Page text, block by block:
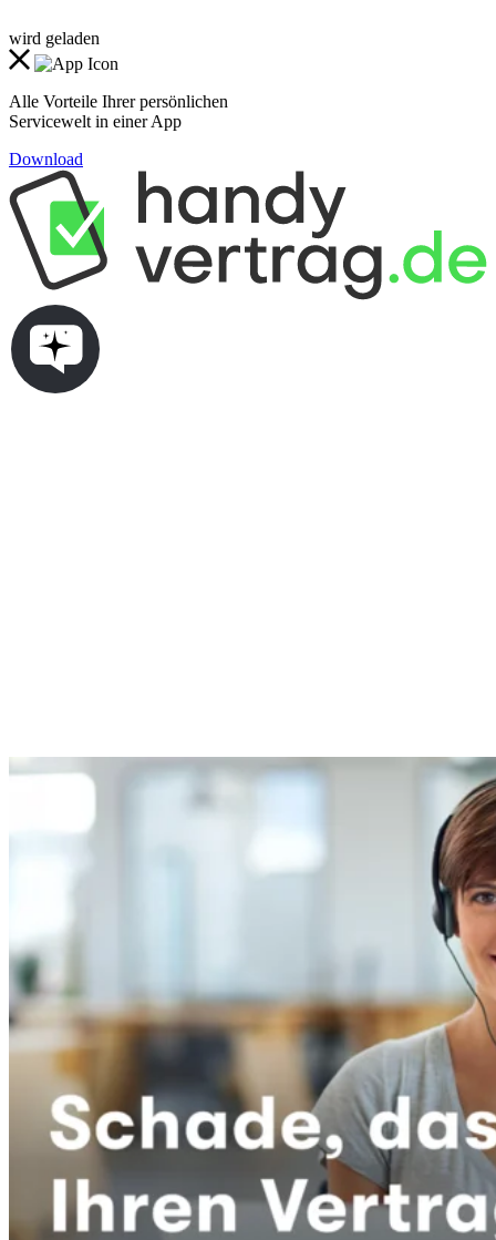
wird geladen
Alle Vorteile Ihrer persönlichen
Servicewelt in einer App
Download